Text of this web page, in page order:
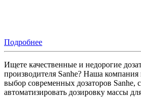
Подробнее
Ищете качественные и недорогие
производителя Sanhe? Наша
выбор современных дозаторов Sanhe,
автоматизировать дозировку массы